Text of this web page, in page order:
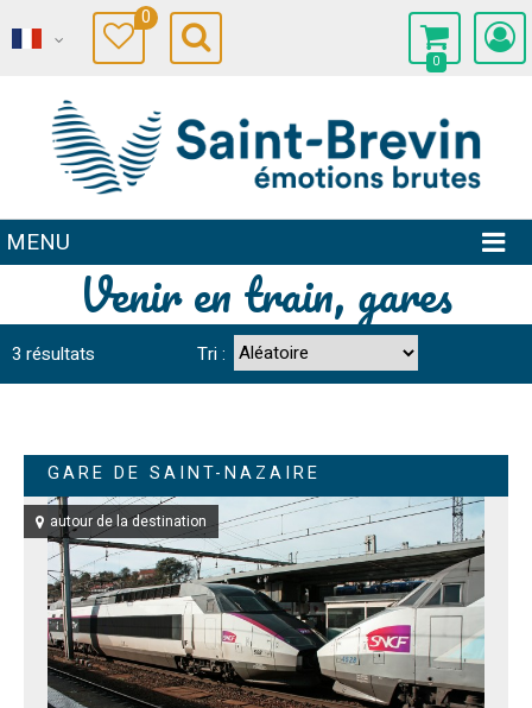
0
0
MENU
Venir en train, gares
3 résultats Tri :
GARE DE SAINT-NAZAIRE
autour de la destination